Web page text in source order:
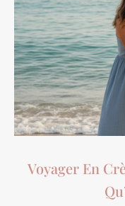
Voyager En